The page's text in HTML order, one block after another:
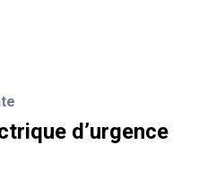
d’urgence